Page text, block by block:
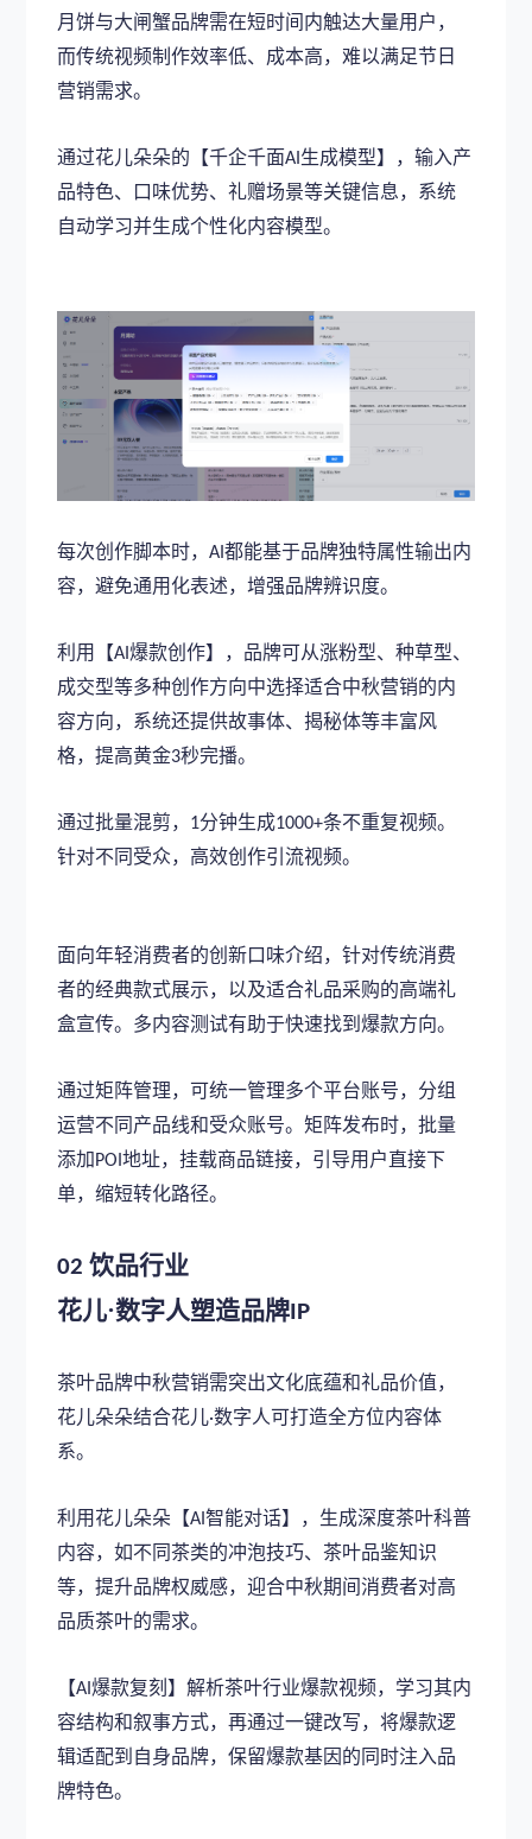
月饼与大闸蟹品牌需在短时间内触达大量用户，
而传统视频制作效率低、成本高，难以满足节日
营销需求。
通过花儿朵朵的【千企千面AI 生成模型】，输入产
品特色、口味优势、礼赠场景等关键信息，系统
自动学习并生成个性化内容模型。
每次创作脚本时，AI都能基于品牌独特属性输出内
容，避免通用化表述，增强品牌辨识度。
利用【AI爆款创作】，品牌可从涨粉型、种草型、
成交型等多种创作方向中选择适合中秋营销的内
容方向，系统还提供故事体、揭秘体等丰富风
格，提高黄金3秒完播。
通过批量混剪， 1分钟生成1000+条不重复视频。
针对不同受众，高效创作引流视频。
面向年轻消费者的创新口味介绍，针对传统消费
者的经典款式展示，以及适合礼品采购的高端礼
盒宣传。多内容测试有助于快速找到爆款方向。
通过矩阵管理，可统一管理多个平台账号，分组
运营不同产品线和受众账号。矩阵发布时，批量
添加 POI地址，挂载商品链接，引导用户直接下
单，缩短转化路径。
02饮品行业
花儿·数字人塑造品牌 IP
茶叶品牌中秋营销需突出文化底蕴和礼品价值，
花儿朵朵结合花儿·数字人可打造全方位内容体
系。
利用花儿朵朵【AI智能对话】，生成深度茶叶科普
内容，如不同茶类的冲泡技巧、茶叶品鉴知识
等，提升品牌权威感，迎合中秋期间消费者对高
品质茶叶的需求。
【AI爆款复刻】解析茶叶行业爆款视频，学习其内
容结构和叙事方式，再通过一键改写，将爆款逻
辑适配到自身品牌，保留爆款基因的同时注入品
牌特色。